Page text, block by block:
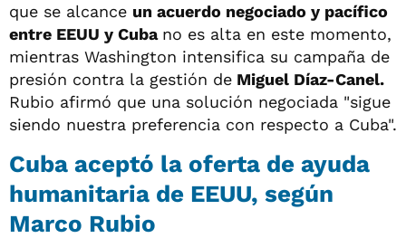
que se alcance un acuerdo negociado y pacífico
entre EEUU y Cuba no es alta en este momento,
mientras Washington intensifica su campaña de
presión contra la gestión de Miguel Díaz-Canel.
Rubio afirmó que una solución negociada "sigue
siendo nuestra preferencia con respecto a Cuba".
Cuba aceptó la oferta de ayuda
humanitaria de EEUU, según
Marco Rubio